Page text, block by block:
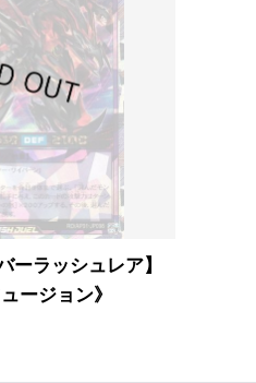
ーラッシュレア】
ージョン》